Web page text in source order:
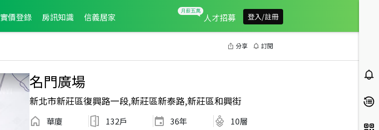
實價登錄 房訊知識 信義居家 人才招募 登入/註冊
分享 訂閱
名門廣場
新北市新莊區復興路一段,新莊區新泰路,新莊區和興街
華廈 132戶 36年 10層